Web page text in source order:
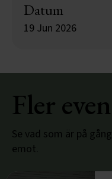
Datum
19 Jun 2026
Fler
Se vad som är på
emot.